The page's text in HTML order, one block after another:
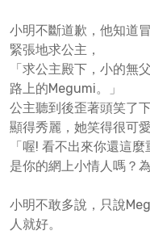
小明不斷道歉，他知道
緊張地求公主，
「求公主殿下，小的無
路上的Megumi。」
公主聽到後歪著頭笑了
顯得秀麗，她笑得很可愛
「喔! 看不出來你還這
是你的網上小情人嗎？
小明不敢多說，只說
人就好。